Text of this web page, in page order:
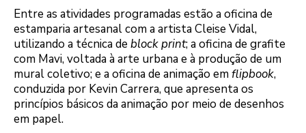
Entre as atividades programadas estão a oficina de
estamparia artesanal com a artista Cleise Vidal,
utilizando a técnica de block print; a oficina de grafite
com Mavi, voltada à arte urbana e à produção de um
mural coletivo; e a oficina de animação emflipbook,
conduzida por Kevin Carrera, que apresenta os
princípios básicos da animação por meio de desenhos
em papel.